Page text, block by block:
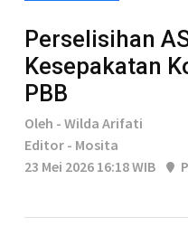
Perselisihan
Kesepakatan
PBB
Oleh - Wilda Arifati
Editor - Mosita
23 Mei 2026 16:18 WIB